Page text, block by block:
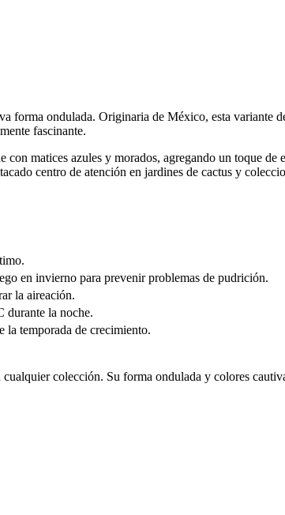
forma ondulada. Originaria de México, esta variante
fascinante.
matices azules y morados, agregando un toque
centro de atención en jardines de cactus y
en invierno para prevenir problemas de pudrición.
la aireación.
durante la noche.
la temporada de crecimiento.
colección. Su forma ondulada y colores